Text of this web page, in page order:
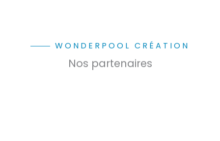
WONDERPOOL CRÉATION
Nos partenaires